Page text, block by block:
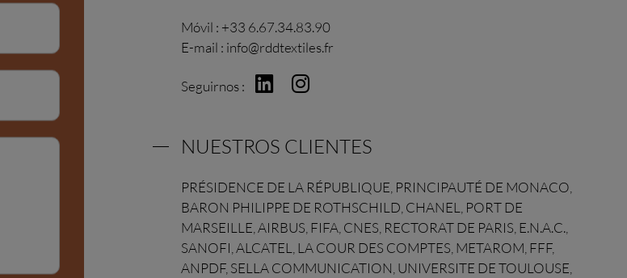
Móvil : +33 6.67.34.83.90
E-mail : info@rddtextiles.fr
Seguirnos :
NUESTROS CLIENTES
PRÉSIDENCE DE LA RÉPUBLIQUE, PRINCIPAUTÉ DE MONACO,
BARON PHILIPPE DE ROTHSCHILD, CHANEL, PORT DE
MARSEILLE, AIRBUS, FIFA, CNES, RECTORAT DE PARIS, E.N.A.C.,
SANOFI, ALCATEL, LA COUR DES COMPTES, METAROM, FFF,
ANPDF, SELLA COMMUNICATION, UNIVERSITE DE TOULOUSE,